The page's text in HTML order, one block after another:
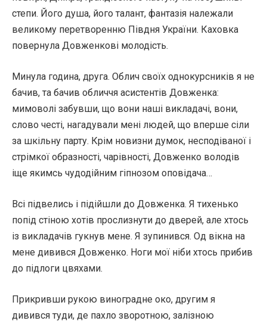
степи. Його душа, його талант, фантазія належали
великому перетворенню Півдня України. Каховка
повернула Довженкові молодість.
Минула година, друга. Облич своїх однокурсників я не
бачив, та бачив обличчя асистентів Довженка:
мимоволі забувши, що вони наші викладачі, вони,
слово честі, нагадували мені людей, що вперше сіли
за шкільну парту. Крім новизни думок, несподіваної і
стрімкої образності, чарівності, Довженко володів
іще якимсь чудодійним гіпнозом оповідача…
Всі підвелись і підійшли до Довженка. Я тихенько
попід стіною хотів прослизнути до дверей, але хтось
із викладачів гукнув мене. Я зупинився. Од вікна на
мене дивився Довженко. Ноги мої ніби хтось прибив
до підлоги цвяхами.
Прикривши рукою виноградне око, другим я
дивився туди, де пахло зворотною, залізною